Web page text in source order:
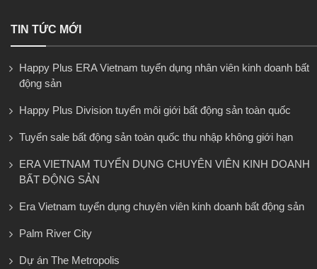
TIN TỨC MỚI
Happy Plus ERA Vietnam tuyển dụng nhân viên kinh doanh bất
động sản
Happy Plus Division tuyển môi giới bất động sản toàn quốc
Tuyển sale bất động sản toàn quốc thu nhập không giới hạn
ERA VIETNAM TUYỂN DỤNG CHUYÊN VIÊN KINH DOANH
BẤT ĐỘNG SẢN
Era Vietnam tuyển dụng chuyên viên kinh doanh bất động sản
Palm River City
Dự án The Metropolis